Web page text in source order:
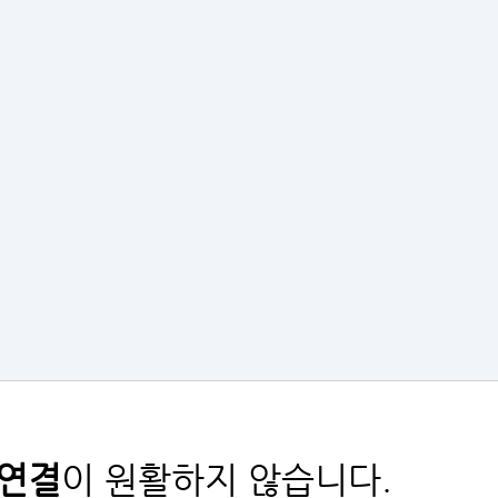
결이 원활하지 않습니다.